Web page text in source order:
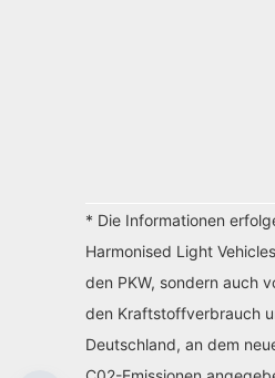
* Die Informationen
Harmonised Light
den PKW, sondern auch
den Kraftstoffverbrauch
Deutschland, an dem